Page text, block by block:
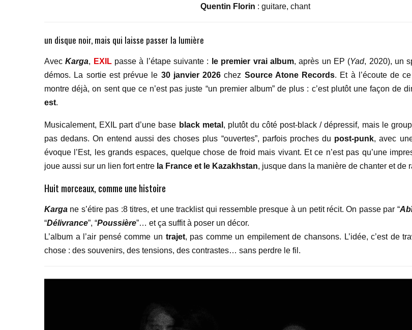
Quentin Florin : guitare, chant
un disque noir, mais qui laisse passer la lumière
AvecKarga, EXIL passe à l’étape suivante : le premier vrai album, après un EP (Yad, 2020), un
démos. La sortie est prévue le 30 janvier 2026 chez Source Atone Records. Et à l’écoute de
montre déjà, on sent que ce n’est pas juste “un premier album” de plus : c’est plutôt une façon de
est.
Musicalement, EXIL part d’une base black metal , plutôt du côté post-black / dépressif, mais le
pas dedans. On entend aussi des choses plus “ouvertes”, parfois proches du post-punk, avec
évoque l’Est, les grands espaces, quelque chose de froid mais vivant. Et ce n’est pas qu’une
joue aussi sur un lien fort entre la France et le Kazakhstan, jusque dans la manière de chanter et de
Huit morceaux, comme une histoire
Karga ne s’étire pas :8 titres, et une tracklist qui ressemble presque à un petit récit. On passe par “
“Délivrance”, “Poussière”… et ça suffit à poser un décor.
L’album a l’air pensé comme un trajet, pas comme un empilement de chansons. L’idée, c’est de
chose : des souvenirs, des tensions, des contrastes… sans perdre le fil.